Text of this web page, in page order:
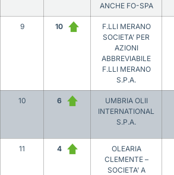
ANCHE FO-SPA
9 10
F.LLI MERANO
SOCIETA’ PER
AZIONI
ABBREVIABILE
F.LLI MERANO
S.P.A.
10 6
UMBRIA OLII
INTERNATIONAL
S.P.A.
11 4
OLEARIA
CLEMENTE –
SOCIETA’ A